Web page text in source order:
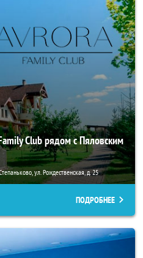
Club рядом с Пяловским
ул. Рождественская, д. 25
ПОДРОБНЕЕ